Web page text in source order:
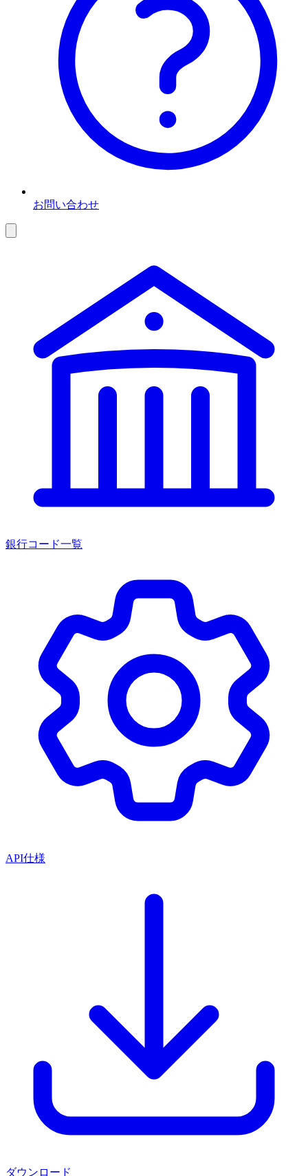
お問い合わせ
銀行コード一覧
API仕様
ダウンロード